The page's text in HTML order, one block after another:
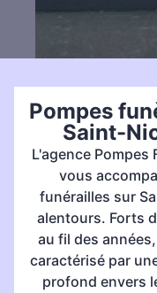
Pompes
Saint-
L'agence Pompes
vous
funérailles sur
alentours. Forts
au fil des
caractérisé par
profond envers